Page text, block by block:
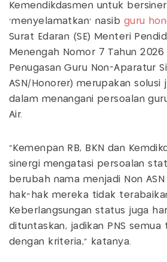
Kemendikdasmen untuk
'menyelamatkan' nasib guru
Surat Edaran (SE) Menteri
Menengah Nomor 7 Tahun
Penugasan Guru Non-Aparatur
ASN/Honorer) merupakan solusi
dalam menangani persoalan
Air.
"Kemenpan RB, BKN dan
sinergi mengatasi persoalan
berubah nama menjadi Non
hak-hak mereka tidak
Keberlangsungan status juga
dituntaskan, jadikan PNS semua
dengan kriteria," katanya.